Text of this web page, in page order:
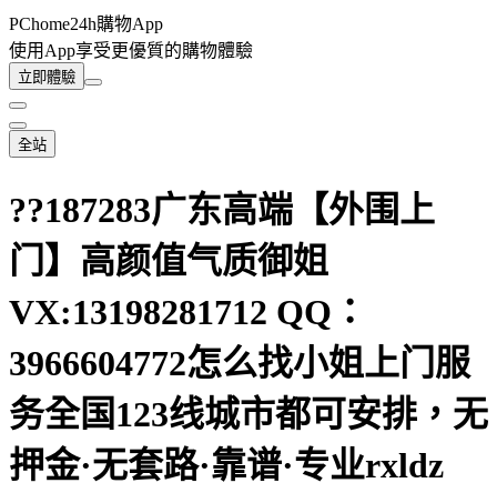
PChome24h購物App
使用App享受更優質的購物體驗
立即體驗
全站
??187283广东高端【外围上
门】高颜值气质御姐
VX:13198281712 QQ：
3966604772怎么找小姐上门服
务全国123线城市都可安排，无
押金·无套路·靠谱·专业rxldz